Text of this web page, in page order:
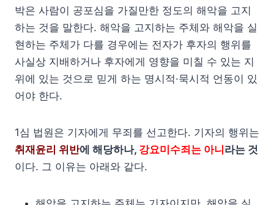
박은 사람이 공포심을 가질만한 정도의 해악을 고지
하는 것을 말한다. 해악을 고지하는 주체와 해악을 실
현하는 주체가 다를 경우에는 전자가 후자의 행위를
사실상 지배하거나 후자에게 영향을 미칠 수 있는 지
위에 있는 것으로 믿게 하는 명시적·묵시적 언동이 있
어야 한다.
1심 법원은 기자에게 무죄를 선고한다. 기자의 행위는
취재윤리 위반에 해당하나, 강요미수죄는 아니라는 것
이다. 그 이유는 아래와 같다.